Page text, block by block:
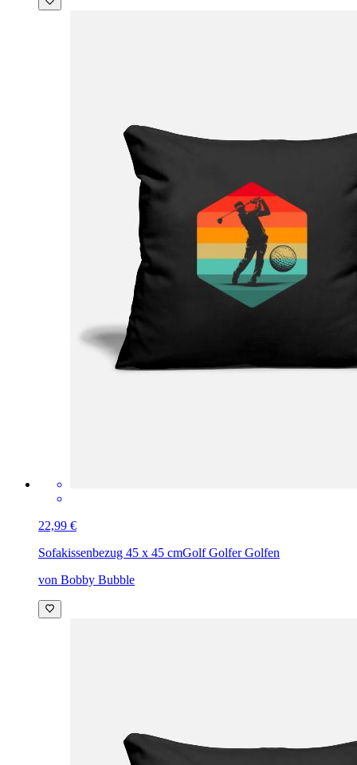
22,99 €
Sofakissenbezug 45 x 45 cmGolf Golfer Golfen
von Bobby Bubble